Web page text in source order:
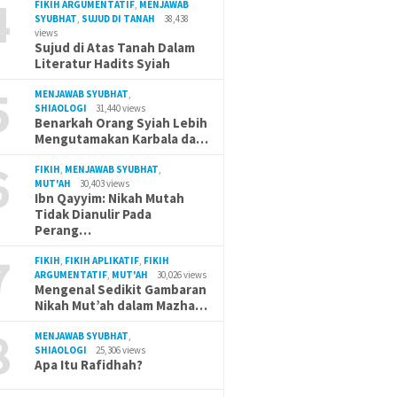
FIKIH ARGUMENTATIF, MENJAWAB
SYUBHAT, SUJUD DI TANAH
38,438
views
Sujud di Atas Tanah Dalam
Literatur Hadits Syiah
MENJAWAB SYUBHAT,
SHIAOLOGI
31,440 views
Benarkah Orang Syiah Lebih
Mengutamakan Karbala da…
FIKIH, MENJAWAB SYUBHAT,
MUT'AH
30,403 views
Ibn Qayyim: Nikah Mutah
Tidak Dianulir Pada
Perang…
FIKIH, FIKIH APLIKATIF, FIKIH
ARGUMENTATIF, MUT'AH 30,026 views
Mengenal Sedikit Gambaran
Nikah Mut’ah dalam Mazha…
MENJAWAB SYUBHAT,
SHIAOLOGI
25,306 views
Apa Itu Rafidhah?